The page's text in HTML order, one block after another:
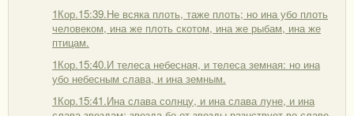
1Кор.15:39.Не всяка плоть, таже плоть; но ина убо плоть
человеком, ина же плоть скотом, ина же рыбам, ина же
птицам.
1Кор.15:40.И телеса небесная, и телеса земная: но ина
убо небесным слава, и ина земным.
1Кор.15:41.Ина слава солнцу, и ина слава луне, и ина